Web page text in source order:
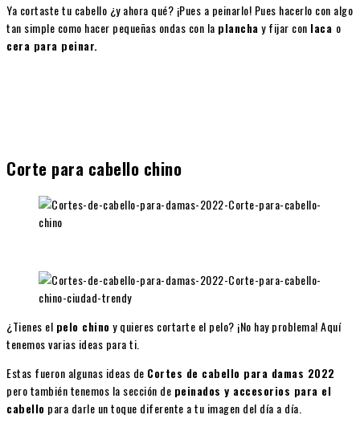
Ya cortaste tu cabello ¿y ahora qué? ¡Pues a peinarlo! Pues hacerlo con algo
tan simple como hacer pequeñas ondas con la planchay fijar con laca o
cera para peinar.
Corte para cabello chino
¿Tienes el pelo chinoy quieres cortarte el pelo? ¡No hay problema! Aquí
tenemos varias ideas para ti.
Estas fueron algunas ideas de Cortes de cabello para damas 2022
pero también tenemos la sección de peinados y accesorios para el
cabello para darle un toque diferente a tu imagen del día a día.